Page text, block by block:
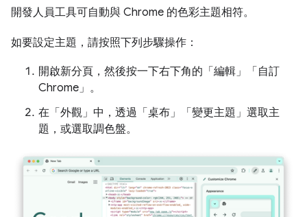
開發人員工具可自動與 Chrome 的色彩主題相符。
如要設定主題，請按照下列步驟操作：
開啟新分頁，然後按一下右下角的「編輯」
「自訂
Chrome」。
在「外觀」 中，透過「桌布」 「變更主題」 選取主
題，或選取調色盤。